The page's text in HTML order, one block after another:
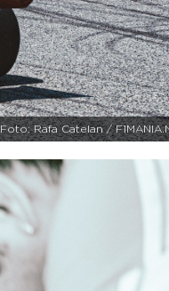
Foto: Rafa Catelan /